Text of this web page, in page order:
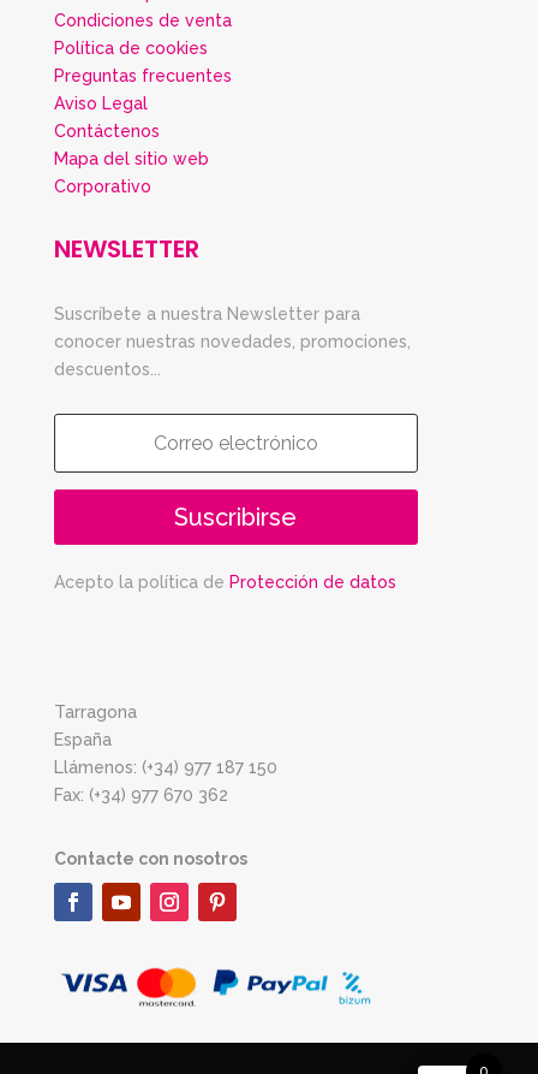
Condiciones de venta
Política de cookies
Preguntas frecuentes
Aviso Legal
Contáctenos
Mapa del sitio web
Corporativo
NEWSLETTER
Suscríbete a nuestra Newsletter para
conocer nuestras novedades, promociones,
descuentos...
Suscribirse
Acepto la política de Protección de datos
Tarragona
España
Llámenos: (+34) 977 187 150
Fax: (+34) 977 670 362
Contacte con nosotros